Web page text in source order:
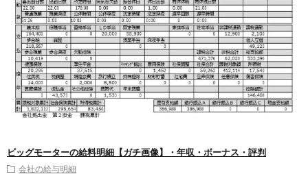
ビッグモーターの給料明細【ガチ画像】・年収・ボーナス・評判
会社の給与明細